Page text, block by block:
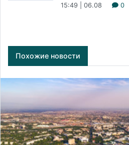
15:49 | 06.08 0
Похожие новости